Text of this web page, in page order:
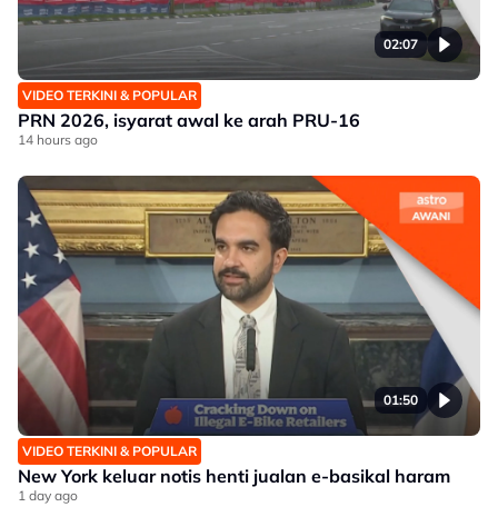
02:07
VIDEO TERKINI & POPULAR
PRN 2026, isyarat awal ke arah PRU-16
14 hours ago
01:50
VIDEO TERKINI & POPULAR
New York keluar notis henti jualan e-basikal haram
1 day ago